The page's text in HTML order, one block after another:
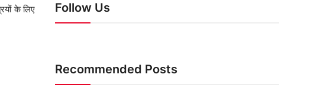
के लिए
Follow Us
Recommended Posts